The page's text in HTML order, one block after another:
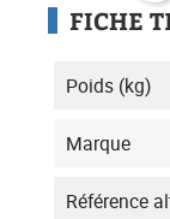
FICHE
Poids (kg)
Marque
Référence